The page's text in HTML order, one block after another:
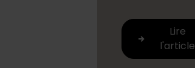
Lire
l'article